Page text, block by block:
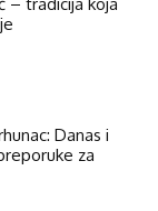
– tradicija koja
Danas i
za